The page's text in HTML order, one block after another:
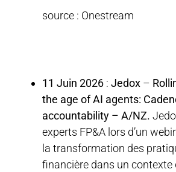
source : Onestream
11 Juin 2026 : Jedox –
the age of AI agents:
accountability – A/NZ.
experts FP&A lors d’un
la transformation des
financière dans un